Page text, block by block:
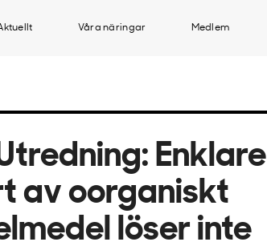
Våra näringar Medlem
Enklare
av oorganiskt
löser inte